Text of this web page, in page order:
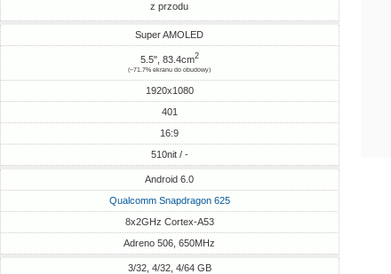
z przodu
Super AMOLED
5.5", 83.4cm2
(~71.7% ekranu do obudowy)
1920x1080
401
16:9
510nit / -
Android 6.0
Qualcomm Snapdragon 625
8x2GHz Cortex-A53
Adreno 506, 650MHz
3/32, 4/32, 4/64 GB